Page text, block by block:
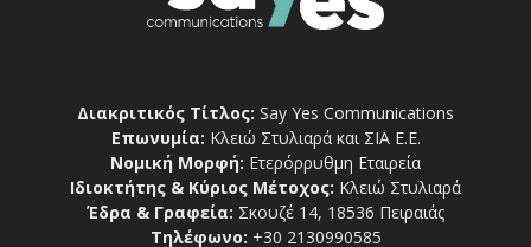
Διακριτικός Τίτλος: Say Yes Communications
Επωνυμία: Κλειώ Στυλιαρά και ΣΙΑ Ε.Ε.
Νομική Μορφή: Ετερόρρυθμη Εταιρεία
Ιδιοκτήτης & Κύριος Μέτοχος: Κλειώ Στυλιαρά
Έδρα & Γραφεία: Σκουζέ 14, 18536 Πειραιάς
Τηλέφωνο: +30 2130990585